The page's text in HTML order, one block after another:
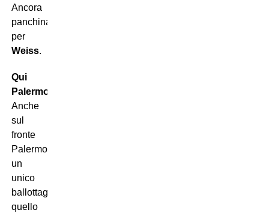
Ancora
panchina
per
Weiss.
Qui
Palermo:
Anche
sul
fronte
Palermo
un
unico
ballottaggio,
quello